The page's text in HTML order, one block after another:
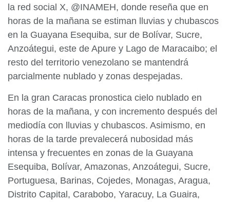
la red social X, @INAMEH, donde reseña que en
horas de la mañana se estiman lluvias y chubascos
en la Guayana Esequiba, sur de Bolívar, Sucre,
Anzoátegui, este de Apure y Lago de Maracaibo; el
resto del territorio venezolano se mantendrá
parcialmente nublado y zonas despejadas.
En la gran Caracas pronostica cielo nublado en
horas de la mañana, y con incremento después del
mediodía con lluvias y chubascos. Asimismo, en
horas de la tarde prevalecerá nubosidad más
intensa y frecuentes en zonas de la Guayana
Esequiba, Bolívar, Amazonas, Anzoátegui, Sucre,
Portuguesa, Barinas, Cojedes, Monagas, Aragua,
Distrito Capital, Carabobo, Yaracuy, La Guaira,